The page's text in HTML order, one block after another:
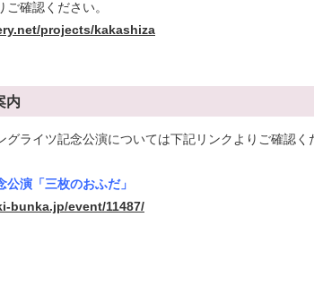
確認ください。
projects/kakashiza
内
グライツ記念公演については下記リンクよりご確認く
演「三枚のおふだ」
bunka.jp/event/11487/